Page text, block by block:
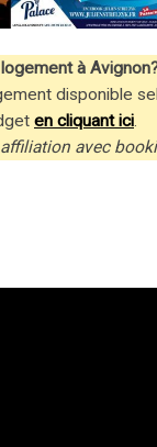
à
disponible
en cliquant ici.
avec